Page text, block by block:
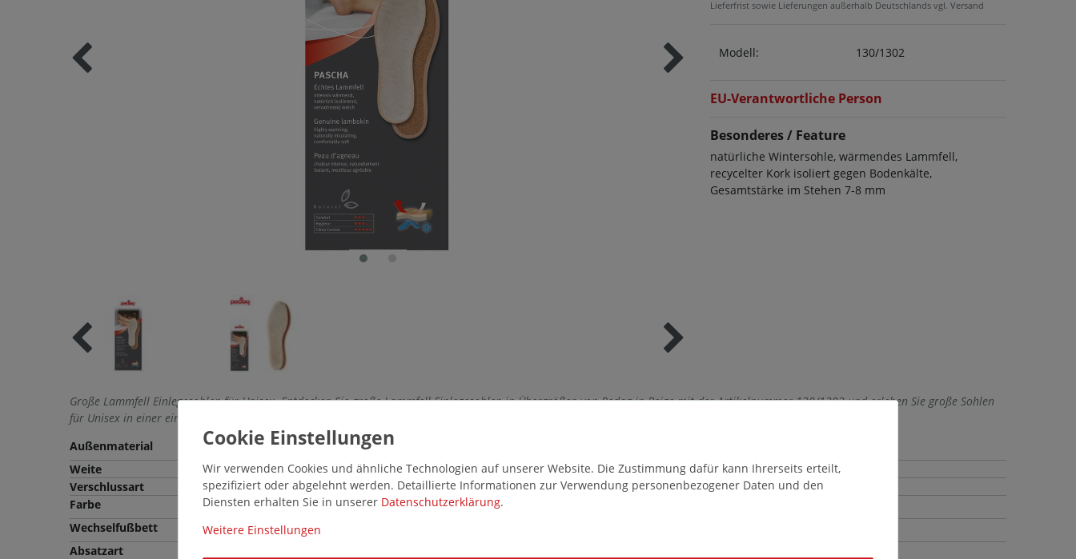
Lieferfrist sowie Lieferungen außerhalb Deutschlands vgl. Versand
Modell: 130/1302
EU-Verantwortliche Person
Besonderes / Feature
natürliche Wintersohle, wärmendes Lammfell,
recycelter Kork isoliert gegen Bodenkälte,
Gesamtstärke im Stehen 7-8 mm
Große Lammfell Einlegesohlen für Unisex. Entdecken Sie große Lammfell Einlegesohlen in Übergrößen von Pedag in Beige mit der Artikelnummer 130/1302 und erleben Sie große Sohlen
für Unisex in einer einmaligen Vielfalt.
Außenmaterial
Lammfell
Weite
Verschlussart
Farbe
Beige
Wechselfußbett
Nein
Absatzart
Wir verwenden Cookies und ähnliche Technologien auf unserer Website. Die Zustimmung dafür kann Ihrerseits erteilt,
spezifiziert oder abgelehnt werden. Detaillierte Informationen zur Verwendung personenbezogener Daten und den
Diensten erhalten Sie in unserer Daten­schutz­erklärung.
Weitere Einstellungen